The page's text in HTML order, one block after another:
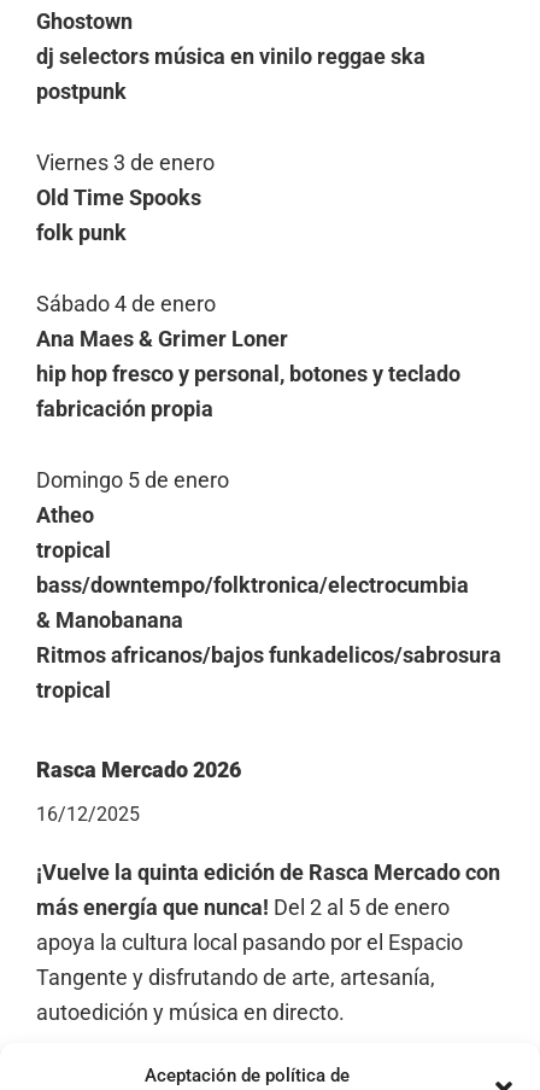
Aceptación de política de
Ghostown
dj selectors música en vinilo reggae ska
postpunk
Viernes 3 de enero
Old Time Spooks
folk punk
Sábado 4 de enero
Ana Maes & Grimer Loner
hip hop fresco y personal, botones y teclado
fabricación propia
Domingo 5 de enero
Atheo
tropical
bass/downtempo/folktronica/electrocumbia
& Manobanana
Ritmos africanos/bajos funkadelicos/sabrosura
tropical
Rasca Mercado 2026
16/12/2025
¡Vuelve la quinta edición de Rasca Mercado con
más energía que nunca! Del 2 al 5 de enero
apoya la cultura local pasando por el Espacio
Tangente y disfrutando de arte, artesanía,
autoedición y música en directo.